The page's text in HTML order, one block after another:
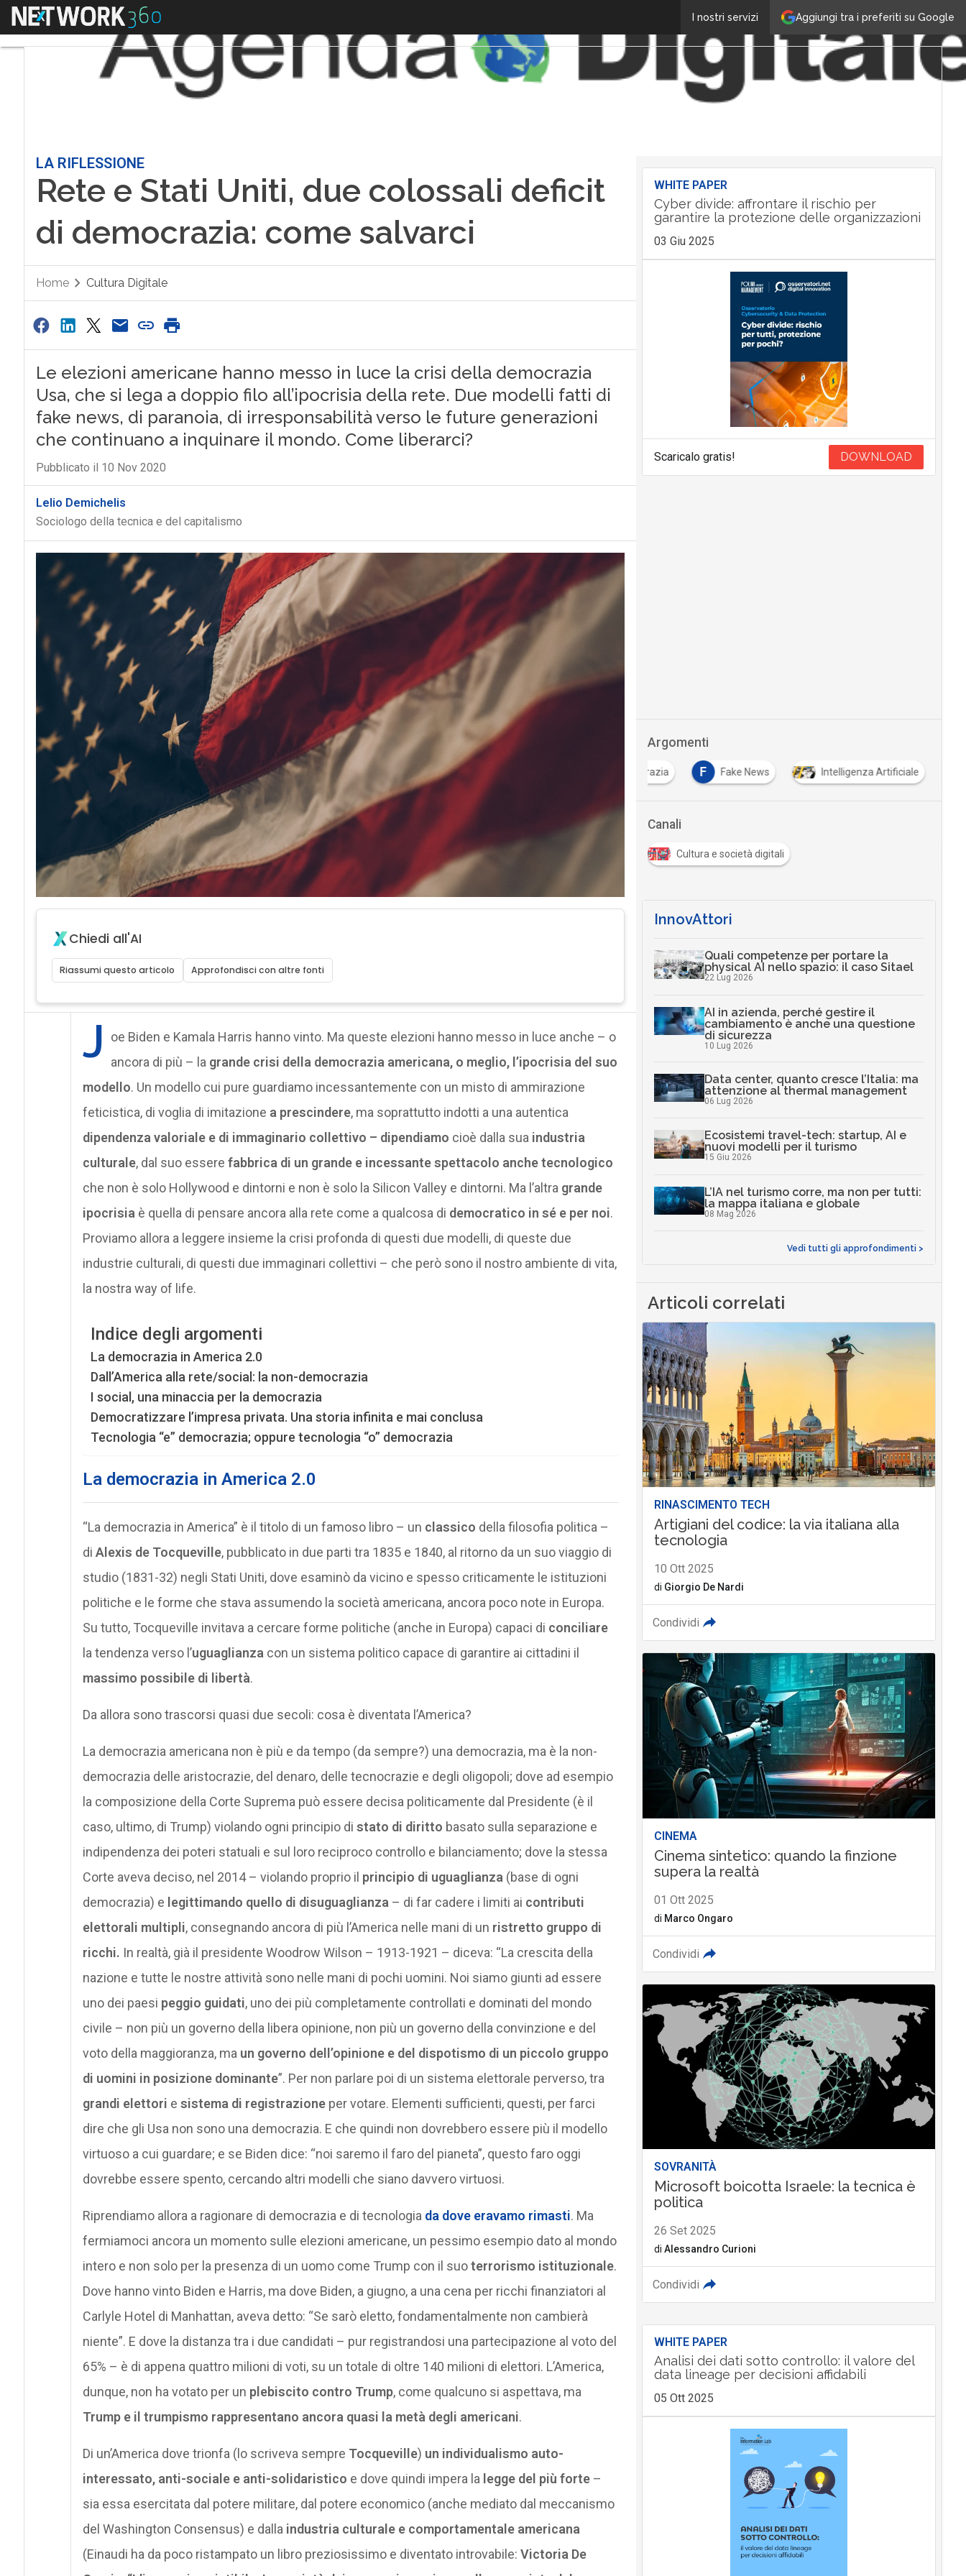
Aggiungi tra i preferiti su Google
I nostri servizi
Menu
LA RIFLESSIONE
Rete e Stati Uniti, due colossali deficit
di democrazia: come salvarci
Home Cultura Digitale
Le elezioni americane hanno messo in luce la crisi della democrazia
Usa, che si lega a doppio filo all’ipocrisia della rete. Due modelli fatti di
fake news, di paranoia, di irresponsabilità verso le future generazioni
che continuano a inquinare il mondo. Come liberarci?
Pubblicato il 10 Nov 2020
Lelio Demichelis
Sociologo della tecnica e del capitalismo
Chiedi all'AI
Riassumi questo articolo Approfondisci con altre fonti
J
oe Biden e Kamala Harris hanno vinto. Ma queste elezioni hanno messo in luce anche – o
ancora di più – la grande crisi della democrazia americana, o meglio, l’ipocrisia del suo
modello. Un modello cui pure guardiamo incessantemente con un misto di ammirazione
feticistica, di voglia di imitazione a prescindere, ma soprattutto indotti a una autentica
dipendenza valoriale e di immaginario collettivo – dipendiamo cioè dalla sua industria
culturale, dal suo essere fabbrica di un grande e incessante spettacolo anche tecnologico
che non è solo Hollywood e dintorni e non è solo la Silicon Valley e dintorni. Ma l’altra grande
ipocrisia è quella di pensare ancora alla rete come a qualcosa di democratico in sé e per noi.
Proviamo allora a leggere insieme la crisi profonda di questi due modelli, di queste due
industrie culturali, di questi due immaginari collettivi – che però sono il nostro ambiente di vita,
la nostra way of life.
Indice degli argomenti
La democrazia in America 2.0
Dall’America alla rete/social: la non-democrazia
I social, una minaccia per la democrazia
Democratizzare l’impresa privata. Una storia infinita e mai conclusa
Tecnologia “e” democrazia; oppure tecnologia “o” democrazia
La democrazia in America 2.0
“La democrazia in America” è il titolo di un famoso libro – un classico della filosofia politica –
di Alexis de Tocqueville, pubblicato in due parti tra 1835 e 1840, al ritorno da un suo viaggio di
studio (1831-32) negli Stati Uniti, dove esaminò da vicino e spesso criticamente le istituzioni
politiche e le forme che stava assumendo la società americana, ancora poco note in Europa.
Su tutto, Tocqueville invitava a cercare forme politiche (anche in Europa) capaci di conciliare
la tendenza verso l’uguaglianza con un sistema politico capace di garantire ai cittadini il
massimo possibile di libertà.
Da allora sono trascorsi quasi due secoli: cosa è diventata l’America?
La democrazia americana non è più e da tempo (da sempre?) una democrazia, ma è la non-
democrazia delle aristocrazie, del denaro, delle tecnocrazie e degli oligopoli; dove ad esempio
la composizione della Corte Suprema può essere decisa politicamente dal Presidente (è il
caso, ultimo, di Trump) violando ogni principio di stato di diritto basato sulla separazione e
indipendenza dei poteri statuali e sul loro reciproco controllo e bilanciamento; dove la stessa
Corte aveva deciso, nel 2014 – violando proprio il principio di uguaglianza (base di ogni
democrazia) e legittimando quello di disuguaglianza – di far cadere i limiti ai contributi
elettorali multipli, consegnando ancora di più l’America nelle mani di un ristretto gruppo di
ricchi. In realtà, già il presidente Woodrow Wilson – 1913-1921 – diceva: “La crescita della
nazione e tutte le nostre attività sono nelle mani di pochi uomini. Noi siamo giunti ad essere
uno dei paesi peggio guidati, uno dei più completamente controllati e dominati del mondo
civile – non più un governo della libera opinione, non più un governo della convinzione e del
voto della maggioranza, ma un governo dell’opinione e del dispotismo di un piccolo gruppo
di uomini in posizione dominante”. Per non parlare poi di un sistema elettorale perverso, tra
grandi elettori e sistema di registrazioneper votare. Elementi sufficienti, questi, per farci
dire che gli Usa non sono una democrazia. E che quindi non dovrebbero essere più il modello
virtuoso a cui guardare; e se Biden dice: “noi saremo il faro del pianeta”, questo faro oggi
dovrebbe essere spento, cercando altri modelli che siano davvero virtuosi.
Riprendiamo allora a ragionare di democrazia e di tecnologia da dove eravamo rimasti. Ma
fermiamoci ancora un momento sulle elezioni americane, un pessimo esempio dato al mondo
intero e non solo per la presenza di un uomo come Trump con il suoterrorismo istituzionale.
Dove hanno vinto Biden e Harris, ma dove Biden, a giugno, a una cena per ricchi finanziatori al
Carlyle Hotel di Manhattan, aveva detto: “Se sarò eletto, fondamentalmente non cambierà
niente”. E dove la distanza tra i due candidati – pur registrandosi una partecipazione al voto del
65% – è di appena quattro milioni di voti, su un totale di oltre 140 milioni di elettori. L’America,
dunque, non ha votato per un plebiscito contro Trump, come qualcuno si aspettava, ma
Trump e il trumpismo rappresentano ancora quasi la metà degli americani.
Di un’America dove trionfa (lo scriveva sempre Tocqueville) un individualismo auto-
interessato, anti-sociale e anti-solidaristico e dove quindi impera la legge del più forte–
sia essa esercitata dal potere militare, dal potere economico (anche mediato dal meccanismo
del Washington Consensus) e dalla industria culturale e comportamentale americana
(Einaudi ha da poco ristampato un libro preziosissimo e diventato introvabile: Victoria De
WHITE PAPER
Cyber divide: affrontare il rischio per
garantire la protezione delle organizzazioni
03 Giu 2025
Scaricalo gratis! DOWNLOAD
Argomenti
democrazia F Fake News Intelligenza Artificiale
Canali
Cultura e società digitali
InnovAttori
Quali competenze per portare la
physical AI nello spazio: il caso Sitael
22 Lug 2026
AI in azienda, perché gestire il
cambiamento è anche una questione
di sicurezza
10 Lug 2026
Data center, quanto cresce l’Italia: ma
attenzione al thermal management
06 Lug 2026
Ecosistemi travel-tech: startup, AI e
nuovi modelli per il turismo
15 Giu 2026
L’IA nel turismo corre, ma non per tutti:
la mappa italiana e globale
08 Mag 2026
Vedi tutti gli approfondimenti >
Articoli correlati
RINASCIMENTO TECH
Artigiani del codice: la via italiana alla
tecnologia
10 Ott 2025
di Giorgio De Nardi
Condividi
CINEMA
Cinema sintetico: quando la finzione
supera la realtà
01 Ott 2025
di Marco Ongaro
Condividi
SOVRANITÀ
Microsoft boicotta Israele: la tecnica è
politica
26 Set 2025
di Alessandro Curioni
Condividi
WHITE PAPER
Analisi dei dati sotto controllo: il valore del
data lineage per decisioni affidabili
05 Ott 2025